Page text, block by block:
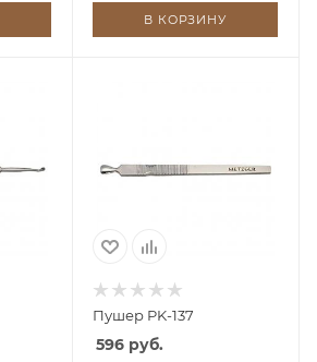
В КОРЗИНУ
Пушер PK-137
596 руб.